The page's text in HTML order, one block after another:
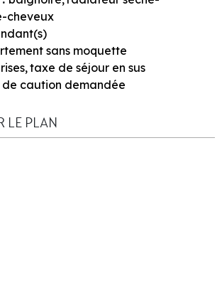
cheveux
sans moquette
taxe de séjour en sus
caution demandée
LE PLAN